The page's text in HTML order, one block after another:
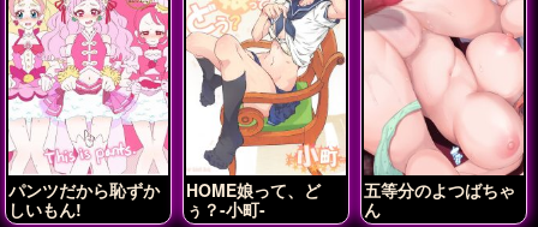
パンツだから恥ずか
しいもん!
HOME娘って、ど
ぅ？-小町-
五等分のよつばちゃ
ん